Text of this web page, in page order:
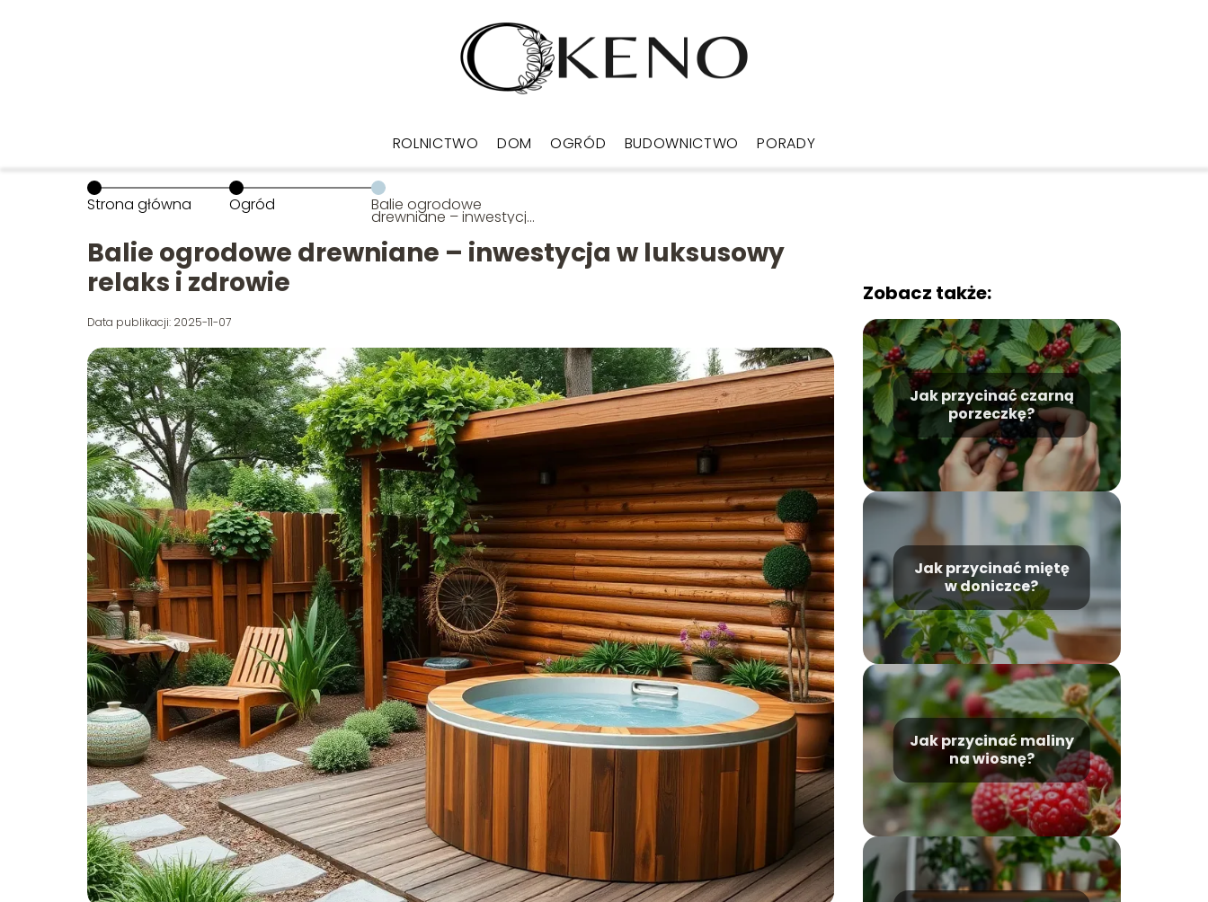
ROLNICTWO DOM OGRÓD BUDOWNICTWO PORADY
Strona główna Ogród Balie ogrodowe
drewniane – inwestycja
zdrowie
Balie ogrodowe drewniane – inwestycja w luksusowy
relaks i zdrowie
Data publikacji: 2025-11-07
Zobacz także:
Jak przycinać czarną
porzeczkę?
Jak przycinać miętę
w doniczce?
Jak przycinać maliny
na wiosnę?